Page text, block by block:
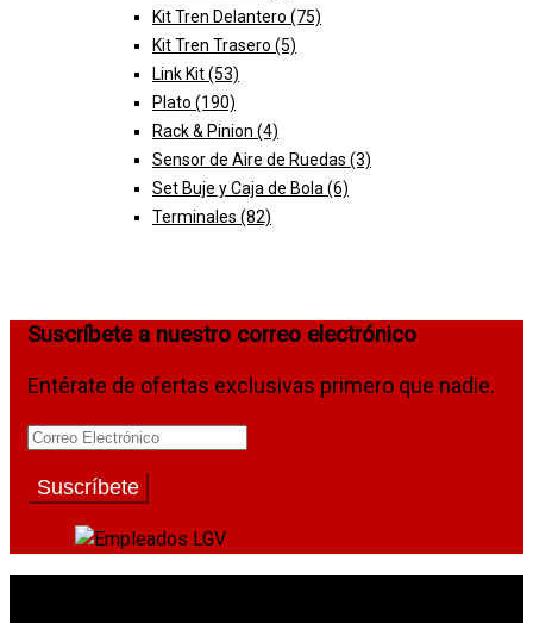
Kit Tren Delantero (75)
Kit Tren Trasero (5)
Link Kit(53)
Plato (190)
Rack & Pinion (4)
Sensor de Aire de Ruedas (3)
Set Buje y Caja de Bola (6)
Terminales (82)
Suscríbete a nuestro correo electrónico
Entérate de ofertas exclusivas primero que nadie.